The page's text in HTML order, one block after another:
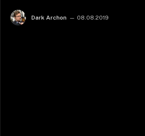
Dark Archon 08.08.2019